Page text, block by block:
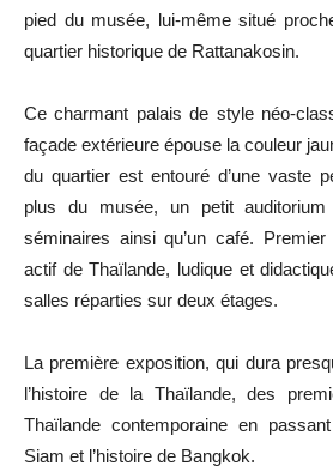
pied du musée, lui-même situé
quartier historique de Rattanakosin.
Ce charmant palais de style néo-
façade extérieure épouse la couleur
du quartier est entouré d’une vaste
plus du musée, un petit
séminaires ainsi qu’un café.
actif de Thaïlande, ludique et
salles réparties sur deux étages.
La première exposition, qui dura
l’histoire de la Thaïlande, des
Thaïlande contemporaine en
Siam et l’histoire de Bangkok.